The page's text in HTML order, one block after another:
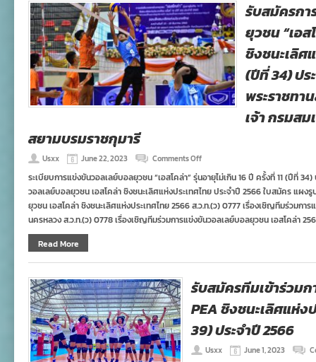
รับสมัครกา
ยุวชน “เอส
ชิงชนะเลิศ
(ปีที่ 34) ปร
พระราชทา
เจ้า กรมส
สยามบรมราชกุมารี
Usxx June 22, 2023 Comments Offon
สมัคร
การ
แข่งขัน
วอลเลย์บอล
ยุวชน
อายุ
ไม่
เกิน
16
ปี
ชิง
ระเบียบการแข่งขันวอลเลย์บอลยุวชน “เอสโคล่า” รุ่นอายุไม่เกิน 16 ปี ครั้งที่ 11 (ปีที่
วอลเลย์บอลยุวชน เอสโคล่า ชิงชนะเลิศแห่งประเทศไทย ประจำปี 2566 ใบสมัคร แผ
ยุวชน เอสโคล่า ชิงชนะเลิศแห่งประเทศไทย 2566 ส.ว.ท.(ว) 0777 เรื่องเชิญทีมร่วมก
นครหลวง ส.ว.ท.(ว) 0778 เรื่องเชิญทีมร่วมการแข่งขันวอลเลย์บอลยุวชน เอสโคล่า
Read More
รับสมัครทีมเข้าร่วม
PEA ชิงชนะเลิศแห่ง
39) ประจำปี 2566
Usxx June 1, 2023